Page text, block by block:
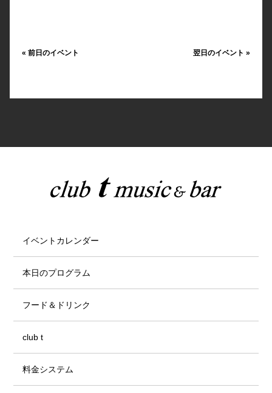
« 前日のイベント 翌日のイベント»
イベントカレンダー
本日のプログラム
フード＆ドリンク
club t
料金システム